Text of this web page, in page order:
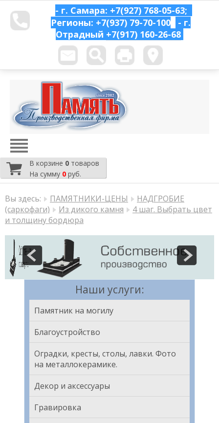
- г. Самара: +7(927) 768-05-63;
Регионы: +7(937) 79-70-100
- г.
Отрадный +7(917) 160-26-68
В корзине 0 товаров
На сумму 0 руб.
Вы здесь: ПАМЯТНИКИ-ЦЕНЫ
НАДГРОБИЕ
(саркофаги)
Из дикого камня
4 шаг. Выбрать цвет
и толщину бордюра
Наши услуги:
Памятник на могилу
Благоустройство
Оградки, кресты, столы, лавки. Фото
на металлокерамике.
Декор и аксессуары
Гравировка